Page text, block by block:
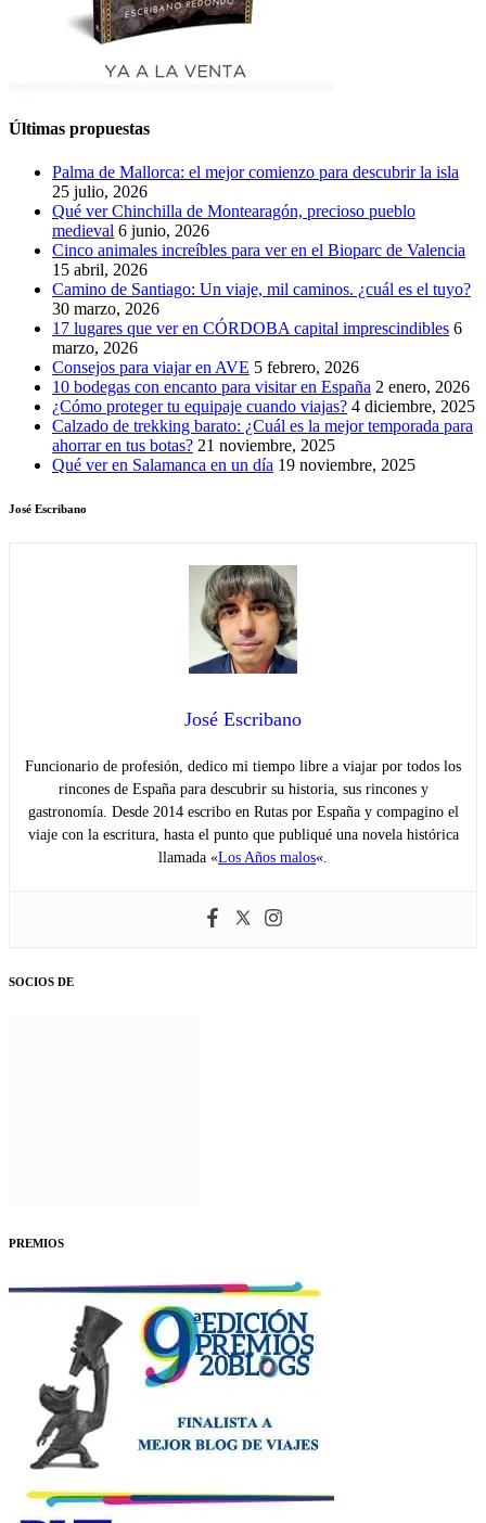
Últimas propuestas
Palma de Mallorca: el mejor comienzo para descubrir la isla
25 julio, 2026
Qué ver Chinchilla de Montearagón, precioso pueblo
medieval 6 junio, 2026
Cinco animales increíbles para ver en el Bioparc de Valencia
15 abril, 2026
Camino de Santiago: Un viaje, mil caminos. ¿cuál es el tuyo?
30 marzo, 2026
17 lugares que ver en CÓRDOBA capital imprescindibles 6
marzo, 2026
Consejos para viajar en AVE 5 febrero, 2026
10 bodegas con encanto para visitar en España 2 enero, 2026
¿Cómo proteger tu equipaje cuando viajas? 4 diciembre, 2025
Calzado de trekking barato: ¿Cuál es la mejor temporada para
ahorrar en tus botas? 21 noviembre, 2025
Qué ver en Salamanca en un día 19 noviembre, 2025
José Escribano
José Escribano
Funcionario de profesión, dedico mi tiempo libre a viajar por todos los
rincones de España para descubrir su historia, sus rincones y
gastronomía. Desde 2014 escribo en Rutas por España y compagino el
viaje con la escritura, hasta el punto que publiqué una novela histórica
llamada «Los Años malos«.
SOCIOS DE
PREMIOS